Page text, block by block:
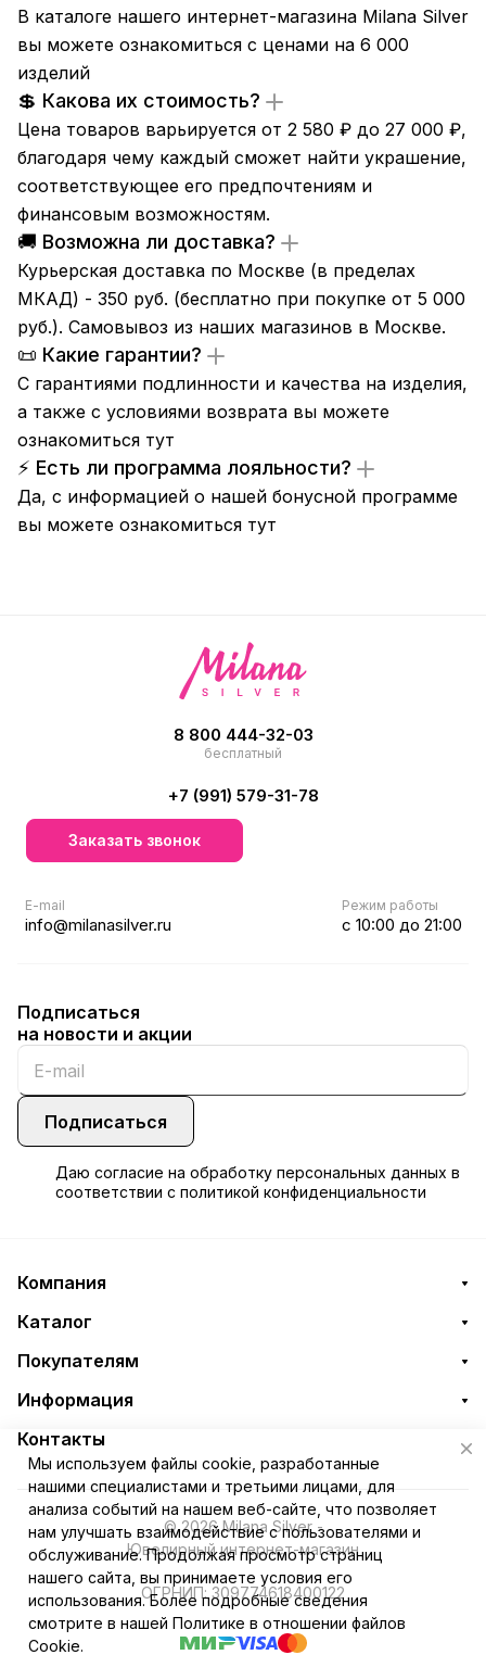
В каталоге нашего интернет-магазина Milana Silver
вы можете ознакомиться с ценами на 6 000
изделий
💲 Какова их стоимость?
Цена товаров варьируется от 2 580 ₽ до 27 000 ₽,
благодаря чему каждый сможет найти украшение,
соответствующее его предпочтениям и
финансовым возможностям.
🚚 Возможна ли доставка?
Курьерская доставка по Москве (в пределах
МКАД) - 350 руб. (бесплатно при покупке от 5 000
руб.). Самовывоз из наших магазинов в Москве.
📜 Какие гарантии?
С гарантиями подлинности и качества на изделия,
а также с условиями возврата вы можете
ознакомиться тут
⚡ Есть ли программа лояльности?
Да, с информацией о нашей бонусной программе
вы можете ознакомиться тут
8 800 444-32-03
бесплатный
+7 (991) 579-31-78
Заказать звонок
E-mail
info@milanasilver.ru
Режим работы
с 10:00 до 21:00
Подписаться
на новости и акции
Подписаться
Даю согласие на обработку персональных данных в
соответствии с политикой конфиденциальности
Компания
Каталог
Покупателям
Информация
Контакты
© 2026 Milana Silver -
Ювелирный интернет-магазин
ОГРНИП: 309774618400122
Мы используем файлы cookie, разработанные
нашими специалистами и третьими лицами, для
анализа событий на нашем веб-сайте, что позволяет
нам улучшать взаимодействие с пользователями и
обслуживание. Продолжая просмотр страниц
нашего сайта, вы принимаете условия его
использования. Более подробные сведения
смотрите в нашей Политике в отношении файлов
Cookie.